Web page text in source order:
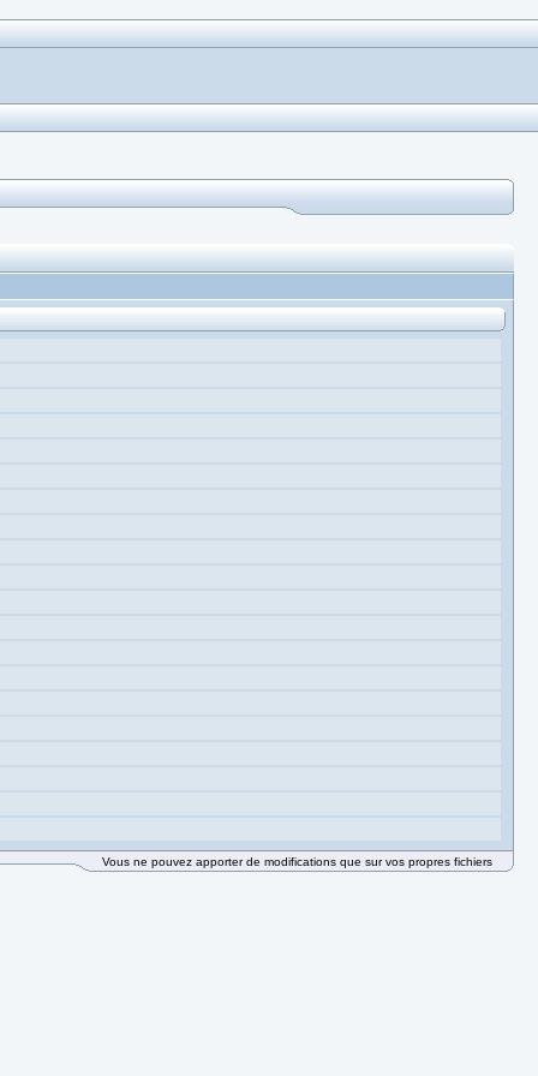
Vous ne pouvez apporter de modifications que sur vos propres fichiers